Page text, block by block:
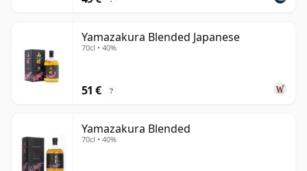
Yamazakura Blended Japanese
70cl • 40%
51 € ?
Yamazakura Blended
70cl • 40%